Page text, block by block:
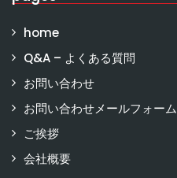
home
Q&A – よくある質問
お問い合わせ
お問い合わせメールフォーム
ご挨拶
会社概要